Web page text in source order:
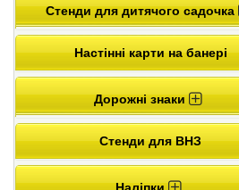
Стенди для дитячого садочка
Настінні карти на банері
Дорожні знаки
Стенди для ВНЗ